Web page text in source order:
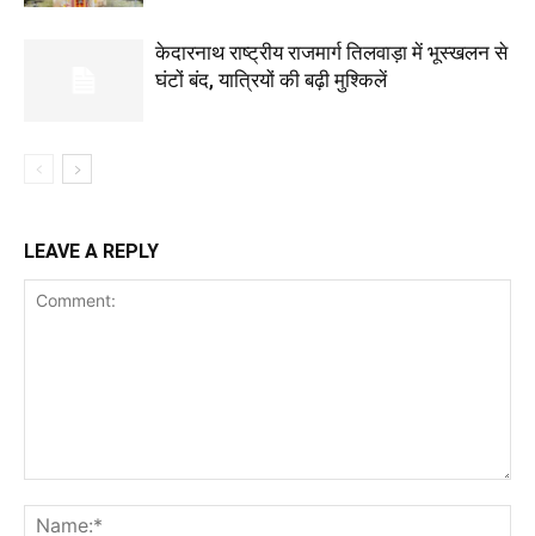
केदारनाथ राष्ट्रीय राजमार्ग तिलवाड़ा में भूस्खलन से
घंटों बंद, यात्रियों की बढ़ी मुश्किलें
LEAVE A REPLY